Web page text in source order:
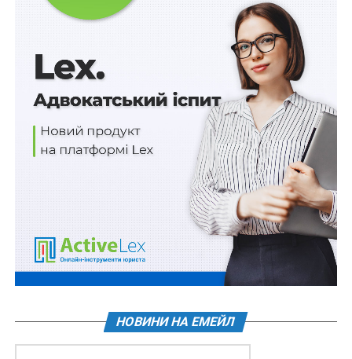
проведення виконавчих дій щодо активів, що
Державний виконавець за участю суб’єкта оціночної
діяльності, інших осіб, які залучаються для
проведення виконавчих дій, оглядає активи, що
підлягають конфіскації (стягненню в дохід держави),
і виносить постанову про опис та арешт майна
(коштів), в якій зазначаються відомості про активи,
яка підписується державним виконавцем,
представником АРМА, зберігачем активів, іншими
особами, які були присутні під час опису активів.
Постанова складається у чотирьох примірниках.
Перший примірник залишається у провадженні
представнику АРМА, боржнику (представнику
боржника) і зберігачу активів, призначеному
державним виконавцем, під підпис на першому
НОВИНИ НА ЕМЕЙЛ